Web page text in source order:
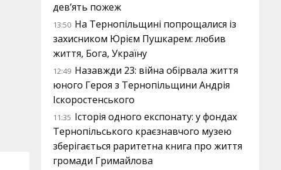
дев’ять пожеж
13:50 На Тернопільщині попрощалися із
захисником Юрієм Пушкарем: любив
життя, Бога, Україну
12:49 Назавжди 23: війна обірвала життя
юного Героя з Тернопільщини Андрія
Іскоростенського
11:35 Історія одного експонату: у фондах
Тернопільського краєзнавчого музею
зберігається раритетна книга про життя
громади Гримайлова